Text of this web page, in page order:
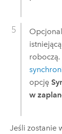
opcję
w
Jeśli zostanie